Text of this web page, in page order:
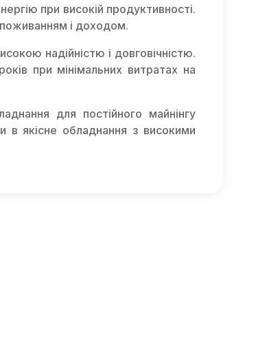
при високій продуктивності.
і доходом.
надійністю і довговічністю.
при мінімальних витратах на
для постійного майнінгу
в якісне обладнання з високими